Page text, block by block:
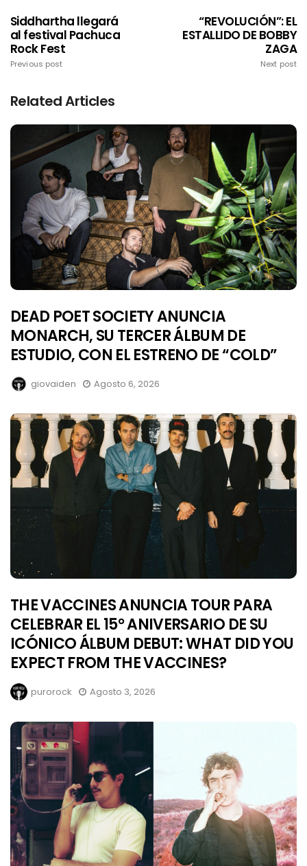
Siddhartha llegará
al festival Pachuca
Rock Fest
Previous post
“REVOLUCIÓN”: EL
ESTALLIDO DE BOBBY
ZAGA
Next post
Related Articles
DEAD POET SOCIETY ANUNCIA
MONARCH, SU TERCER ÁLBUM DE
ESTUDIO, CON EL ESTRENO DE “COLD”
giovaiden Agosto 6, 2026
THE VACCINES ANUNCIA TOUR PARA
CELEBRAR EL 15° ANIVERSARIO DE SU
ICÓNICO ÁLBUM DEBUT: WHAT DID YOU
EXPECT FROM THE VACCINES?
purorock Agosto 3, 2026